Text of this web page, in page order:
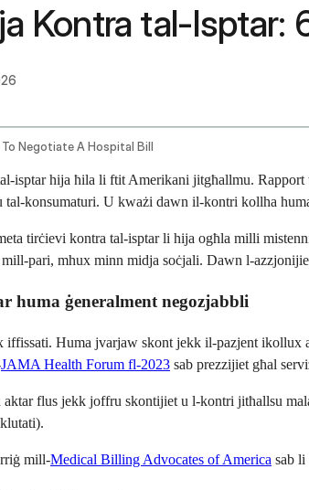
Kontra tal-Isptar:
To Negotiate A Hospital Bill
isptar hija ħila li ftit Amerikani jitgħallmu. Rapport
konsumaturi. U kważi dawn il-kontri kollha
tirċievi kontra tal-isptar li hija ogħla milli
pari, mhux minn midja soċjali. Dawn l-
huma ġeneralment negozjabbli
Huma jvarjaw skont jekk il-pazjent ikollux
JAMA Health Forum fl-2023 sab prezzijiet għal
flus jekk joffru skontijiet u l-kontri jitħallsu
mill-Medical Billing Advocates of America sab